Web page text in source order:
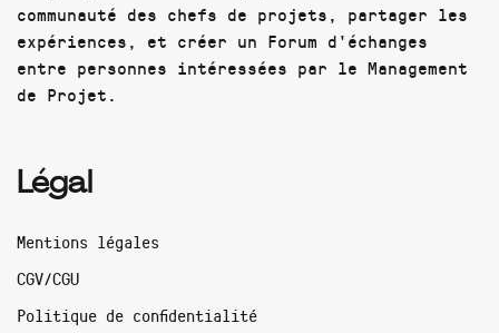
communauté des chefs de projets, partager les
expériences, et créer un Forum d'échanges
entre personnes intéressées par le Management
de Projet.
Légal
Mentions légales
CGV/CGU
Politique de confidentialité